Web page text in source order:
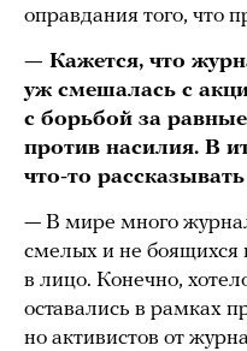
оправдания того, что
— Кажется, что
уж смешалась с
с борьбой за
против насилия. В
что-то
— В мире много
смелых и не боящихся
в лицо. Конечно,
оставались в рамках
но активистов от